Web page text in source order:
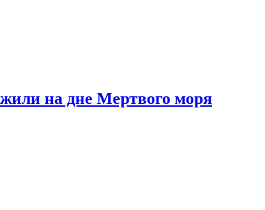
на дне Мертвого моря